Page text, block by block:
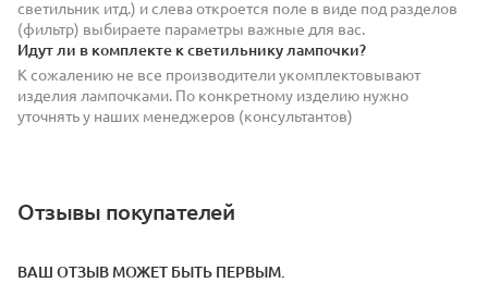
светильник итд.) и слева откроется поле в виде под разделов
(фильтр) выбираете параметры важные для вас.
Идут ли в комплекте к светильнику лампочки?
К сожалению не все производители укомплектовывают
изделия лампочками. По конкретному изделию нужно
уточнять у наших менеджеров (консультантов)
Отзывы покупателей
ВАШ ОТЗЫВ МОЖЕТ БЫТЬ ПЕРВЫМ.